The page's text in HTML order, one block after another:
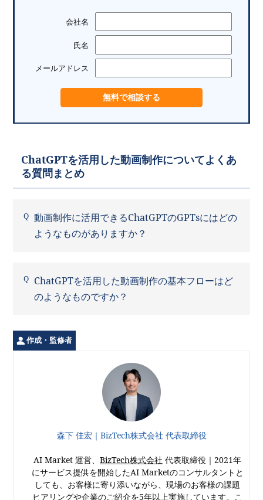
会社名
氏名
メールアドレス
ChatGPTを活用した動画制作についてよくあ
る質問まとめ
動画制作に活用できるChatGPTのGPTsにはどの
ようなものがありますか？
ChatGPTを活用した動画制作の基本フローはど
のようなものですか？
作成・監修者
森下 佳宏｜BizTech株式会社 代表取締役
AI Market 運営、 BizTech株式会社 代表取締役｜2021年
にサービス提供を開始したAI Marketのコンサルタントと
しても、お客様に寄り添いながら、現場のお客様の課題
ヒアリングや企業のご紹介を5年以上実施しています。こ